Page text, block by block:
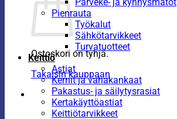
Ostoskori on tyhjä.
Takaisin kauppaan
Pienrauta
Työkalut
Sähkötarvikkeet
Turvatuotteet
Keittiö
Astiat
Kernit ja vahakankaat
Pakastus- ja säilytysrasiat
Kertakäyttöastiat
Keittiötarvikkeet